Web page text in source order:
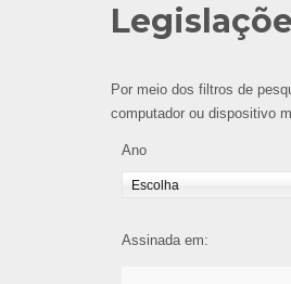
Por meio dos filtros de
computador ou dispositivo
Ano
Assinada em: